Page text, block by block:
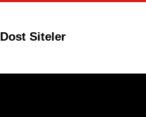
Dost Siteler